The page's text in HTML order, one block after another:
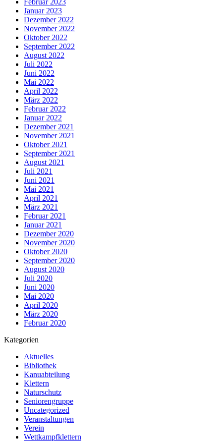
Januar 2023
Dezember 2022
November 2022
Oktober 2022
September 2022
August 2022
Juli 2022
Juni 2022
Mai 2022
April 2022
März 2022
Februar 2022
Januar 2022
Dezember 2021
November 2021
Oktober 2021
September 2021
August 2021
Juli 2021
Juni 2021
Mai 2021
April 2021
März 2021
Februar 2021
Januar 2021
Dezember 2020
November 2020
Oktober 2020
September 2020
August 2020
Juli 2020
Juni 2020
Mai 2020
April 2020
März 2020
Februar 2020
Kategorien
Aktuelles
Bibliothek
Kanuabteilung
Klettern
Naturschutz
Seniorengruppe
Uncategorized
Veranstaltungen
Verein
Wettkampfklettern